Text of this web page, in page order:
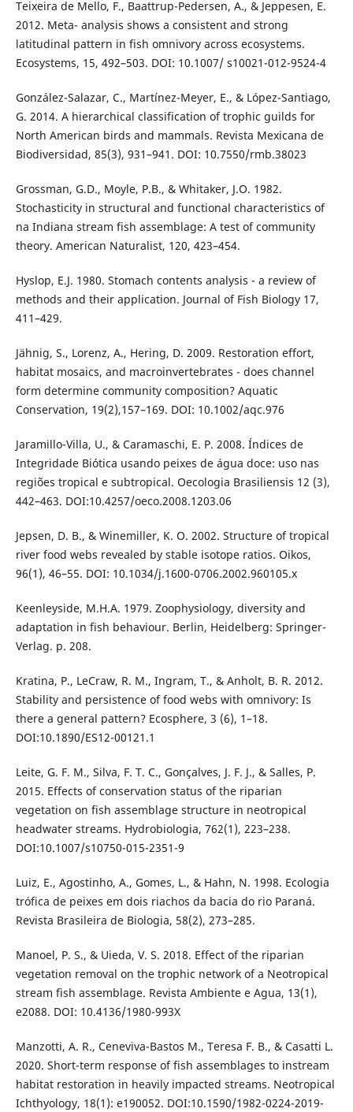
Teixeira de Mello, F., Baattrup-Pedersen, A., & Jeppesen, E.
2012. Meta- analysis shows a consistent and strong
latitudinal pattern in fish omnivory across ecosystems.
Ecosystems, 15, 492–503. DOI: 10.1007/ s10021-012-9524-4
González-Salazar, C., Martínez-Meyer, E., & López-Santiago,
G. 2014. A hierarchical classification of trophic guilds for
North American birds and mammals. Revista Mexicana de
Biodiversidad, 85(3), 931–941. DOI: 10.7550/rmb.38023
Grossman, G.D., Moyle, P.B., & Whitaker, J.O. 1982.
Stochasticity in structural and functional characteristics of
na Indiana stream fish assemblage: A test of community
theory. American Naturalist, 120, 423–454.
Hyslop, E.J. 1980. Stomach contents analysis - a review of
methods and their application. Journal of Fish Biology 17,
411–429.
Jähnig, S., Lorenz, A., Hering, D. 2009. Restoration effort,
habitat mosaics, and macroinvertebrates - does channel
form determine community composition? Aquatic
Conservation, 19(2),157–169. DOI: 10.1002/aqc.976
Jaramillo-Villa, U., & Caramaschi, E. P. 2008. Índices de
Integridade Biótica usando peixes de água doce: uso nas
regiões tropical e subtropical. Oecologia Brasiliensis 12 (3),
442–463. DOI:10.4257/oeco.2008.1203.06
Jepsen, D. B., & Winemiller, K. O. 2002. Structure of tropical
river food webs revealed by stable isotope ratios. Oikos,
96(1), 46–55. DOI: 10.1034/j.1600-0706.2002.960105.x
Keenleyside, M.H.A. 1979. Zoophysiology, diversity and
adaptation in fish behaviour. Berlin, Heidelberg: Springer-
Verlag. p. 208.
Kratina, P., LeCraw, R. M., Ingram, T., & Anholt, B. R. 2012.
Stability and persistence of food webs with omnivory: Is
there a general pattern? Ecosphere, 3 (6), 1–18.
DOI:10.1890/ES12-00121.1
Leite, G. F. M., Silva, F. T. C., Gonçalves, J. F. J., & Salles, P.
2015. Effects of conservation status of the riparian
vegetation on fish assemblage structure in neotropical
headwater streams. Hydrobiologia, 762(1), 223–238.
DOI:10.1007/s10750-015-2351-9
Luiz, E., Agostinho, A., Gomes, L., & Hahn, N. 1998. Ecologia
trófica de peixes em dois riachos da bacia do rio Paraná.
Revista Brasileira de Biologia, 58(2), 273–285.
Manoel, P. S., & Uieda, V. S. 2018. Effect of the riparian
vegetation removal on the trophic network of a Neotropical
stream fish assemblage. Revista Ambiente e Agua, 13(1),
e2088. DOI: 10.4136/1980-993X
Manzotti, A. R., Ceneviva-Bastos M., Teresa F. B., & Casatti L.
2020. Short-term response of fish assemblages to instream
habitat restoration in heavily impacted streams. Neotropical
Ichthyology, 18(1): e190052. DOI:10.1590/1982-0224-2019-